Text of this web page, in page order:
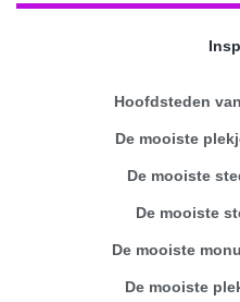
Hoofdsteden
De mooiste
De mooiste
De mooiste
De mooiste
De mooiste